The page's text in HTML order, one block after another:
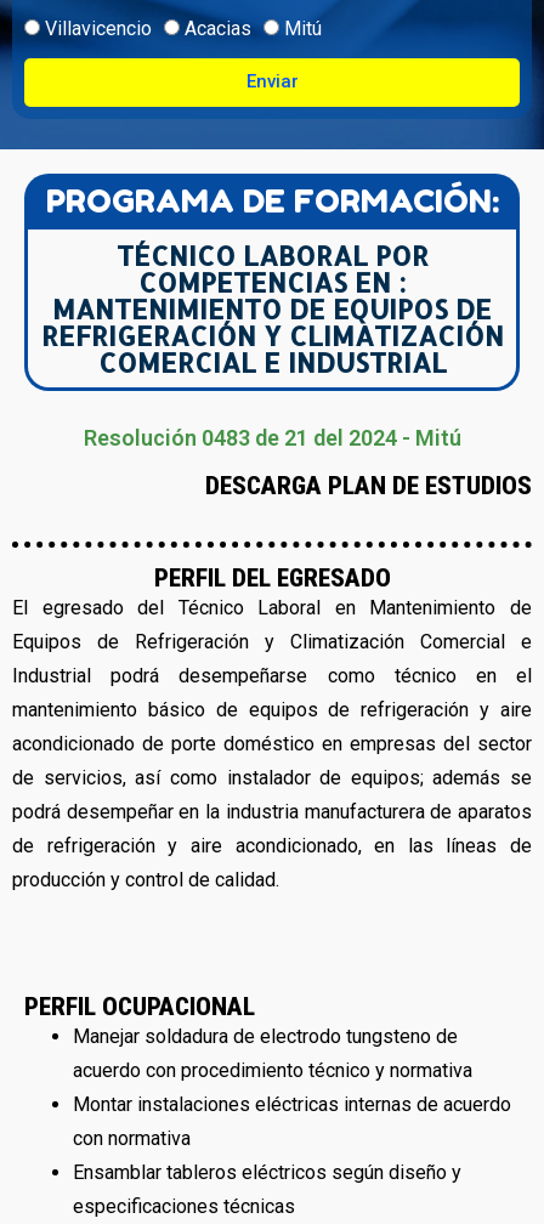
Villavicencio
Acacias Mitú
Enviar
PROGRAMA DE FORMACIÓN:
TÉCNICO LABORAL POR
COMPETENCIAS EN :
MANTENIMIENTO DE EQUIPOS DE
REFRIGERACIÓN Y CLIMATIZACIÓN
COMERCIAL E INDUSTRIAL
Resolución 0483 de 21 del 2024 - Mitú
DESCARGA PLAN DE ESTUDIOS
PERFIL DEL EGRESADO
El egresado del Técnico Laboral en Mantenimiento de
Equipos de Refrigeración y Climatización Comercial e
Industrial podrá desempeñarse como técnico en el
mantenimiento básico de equipos de refrigeración y aire
acondicionado de porte doméstico en empresas del sector
de servicios, así como instalador de equipos; además se
podrá desempeñar en la industria manufacturera de aparatos
de refrigeración y aire acondicionado, en las líneas de
producción y control de calidad.
PERFIL OCUPACIONAL
Manejar soldadura de electrodo tungsteno de
acuerdo con procedimiento técnico y normativa
Montar instalaciones eléctricas internas de acuerdo
con normativa
Ensamblar tableros eléctricos según diseño y
especificaciones técnicas